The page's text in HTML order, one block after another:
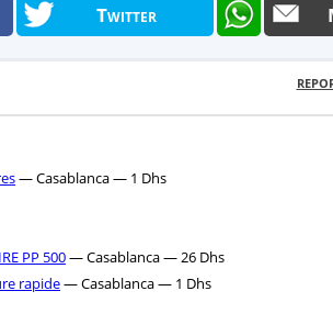
Twitter
— Casablanca — 1 Dhs
PP 500— Casablanca — 26 Dhs
rapide— Casablanca — 1 Dhs